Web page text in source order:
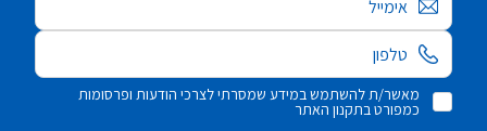
מאשר/ת להשתמש במידע שמסרתי לצרכי הודעות ופרסומות
כמפורט בתקנון האתר